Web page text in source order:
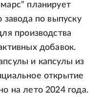
планирует
завода по выпуску
производства
добавок.
и капсулы из
открытие
на лето 2024 года.